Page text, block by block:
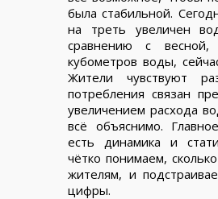
была стабильной.
на треть увеличен
сравнению с
кубометров воды,
Жители чувствуют
потребления связан
увеличением расхода
всё объяснимо.
есть динамика и
чётко понимаем,
жителям, и
цифры.